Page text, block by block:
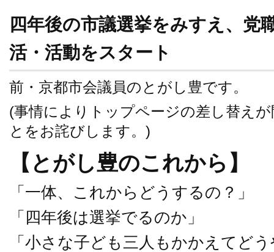
四年後の市議選挙をみすえ、党
活・活動をスタート
前・京都市会議員のとがし豊です。
(事情によりトップページの差し替え
とをお詫びします。)
【とがし豊のこれから】
「一体、これからどうするの？」
「四年後は選挙でるのか」
「小さな子ども三人もかかえてど